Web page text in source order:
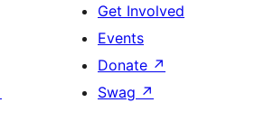
Get Involved
Events
Donate ↗
Swag ↗